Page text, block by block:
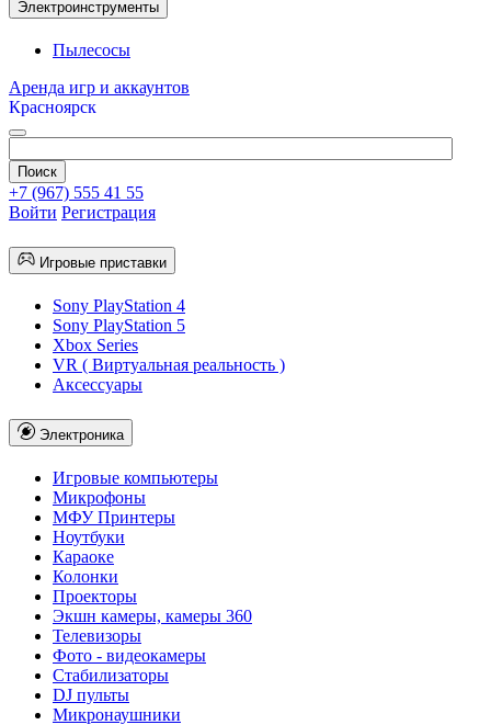
Электроинструменты
Пылесосы
Аренда игр и аккаунтов
Красноярск
+7 (967) 555 41 55
Войти Регистрация
Игровые приставки
Sony PlayStation 4
Sony PlayStation 5
Xbox Series
VR ( Виртуальная реальность )
Аксессуары
Электроника
Игровые компьютеры
Микрофоны
МФУ Принтеры
Ноутбуки
Караоке
Колонки
Проекторы
Экшн камеры, камеры 360
Телевизоры
Фото - видеокамеры
Стабилизаторы
DJ пульты
Микронаушники